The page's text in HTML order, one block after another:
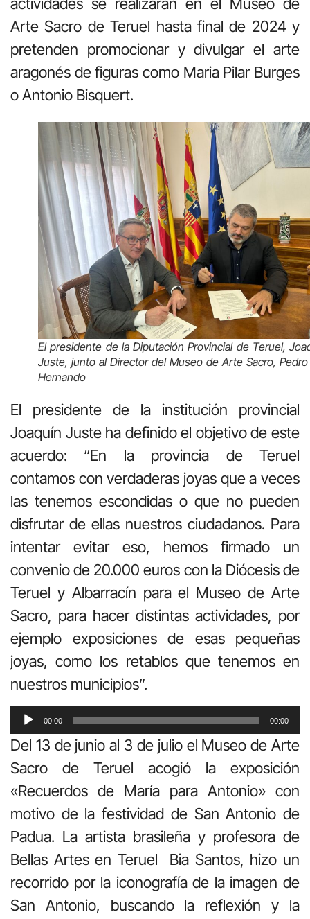
Arte Sacro de Teruel hasta final de 2024 y
pretenden promocionar y divulgar el arte
aragonés de figuras como Maria Pilar Burges
o Antonio Bisquert.
El presidente de la Diputación Provincial de Teruel,
Juste, junto al Director del Museo de Arte Sacro,
Hernando
El presidente de la institución provincial
Joaquín Juste ha definido el objetivo de este
acuerdo: “En la provincia de Teruel
contamos con verdaderas joyas que a veces
las tenemos escondidas o que no pueden
disfrutar de ellas nuestros ciudadanos. Para
intentar evitar eso, hemos firmado un
convenio de 20.000 euros con la Diócesis de
Teruel y Albarracín para el Museo de Arte
Sacro, para hacer distintas actividades, por
ejemplo exposiciones de esas pequeñas
joyas, como los retablos que tenemos en
nuestros municipios”.
Reproductor
de
audio
00:00 00:00
Del 13 de junio al 3 de julio el Museo de Arte
Sacro de Teruel acogió la exposición
«Recuerdos de María para Antonio» con
motivo de la festividad de San Antonio de
Padua. La artista brasileña y profesora de
Bellas Artes en Teruel
Bia Santos, hizo un
recorrido por la iconografía de la imagen de
San Antonio, buscando la reflexión y la